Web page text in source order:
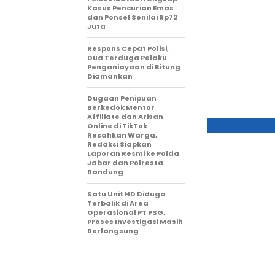
Kasus Pencurian Emas
dan Ponsel Senilai Rp72
Juta
Respons Cepat Polisi,
Dua Terduga Pelaku
Penganiayaan di Bitung
Diamankan
Dugaan Penipuan
Berkedok Mentor
Affiliate dan Arisan
Online di TikTok
Resahkan Warga,
Redaksi Siapkan
Laporan Resmi ke Polda
Jabar dan Polresta
Bandung
Satu Unit HD Diduga
Terbalik di Area
Operasional PT PSG,
Proses Investigasi Masih
Berlangsung